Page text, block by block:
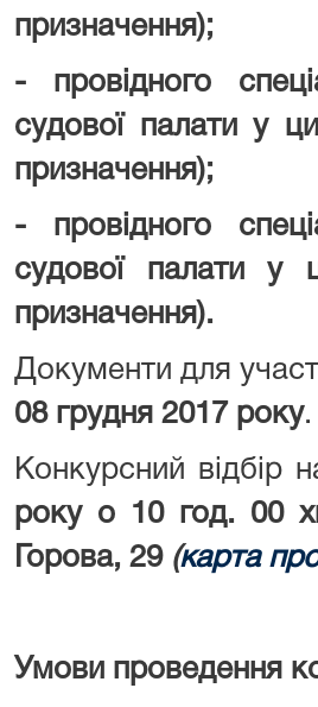
призначення);
- провідного
судової палати у
призначення);
- провідного
судової палати у
призначення).
Документи для
08грудня 2017 року.
Конкурсний відбір
року о 10год. 00
Горова, 29 (карта
Умови проведення